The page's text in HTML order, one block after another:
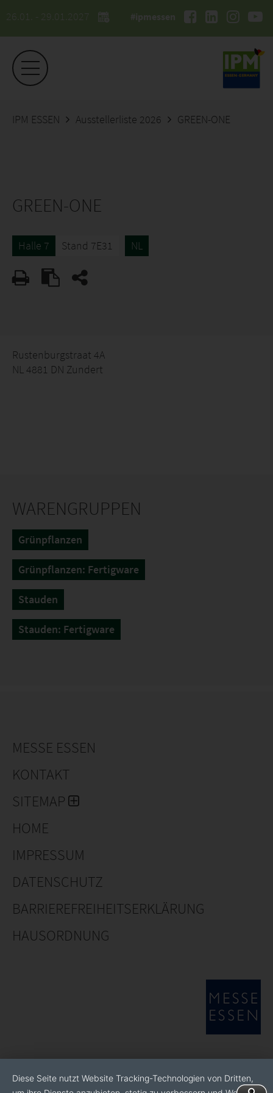
26.01. - 29.01.2027 #ipmessen
IPM ESSEN Ausstellerliste 2026 GREEN-ONE
GREEN-ONE
Halle 7 Stand 7E31 NL
Rustenburgstraat 4A
NL 4881 DN Zundert
WARENGRUPPEN
Grünpflanzen
Grünpflanzen: Fertigware
Stauden
Stauden: Fertigware
MESSE ESSEN
KONTAKT
SITEMAP
HOME
IMPRESSUM
DATENSCHUTZ
BARRIEREFREIHEITSERKLÄRUNG
HAUSORDNUNG
Diese Seite nutzt Website Tracking-Technologien von Dritten,